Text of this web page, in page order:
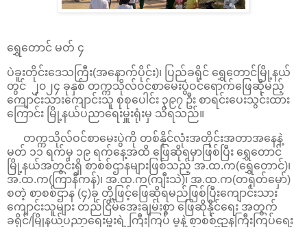
ရွှေတောင် မတ် ၄
ပဲခူးတိုင်းဒေသကြီး(အနောက်ပိုင်း)၊ ပြည်ခရိုင် ရွှေတောင်မြို့နယ်
တွင် ၂၀၂၄ ခုနှစ် တက္ကသိုလ်ဝင်စာမေးပွဲဝင်ရောက်ဖြေဆိုမည့်
ကျောင်းသားကျောင်းသူ စုစုပေါင်း ၃၉၇ ဦး စာရင်းပေးသွင်းထား
ကြောင်း မြို့နယ်ပညာရေးမှူးရုံးမှ သိရသည်။
တက္ကသိုလ်ဝင်စာမေးပွဲကို တစ်နိုင်လုံးအတိုင်းအတာအနေနဲ့
မတ် ၁၁ ရက်မှ ၁၉ ရက်နေ့အထိ ဖြေဆိုရမှာဖြစ်ပြီး ရွှေတောင်
မြို့နယ်အတွင်းရှိ စာစစ်ဌာနများဖြစ်သည့် အ.ထ.က(ရွှေတောင်)၊
အ.ထ.က(ကြာနီကန်)၊ အ.ထ.က(ကျီးသဲ)၊ အ.ထ.က(တရုတ်မှော်)
စတဲ့ စာစစ်ဌာန (၄)ခု တို့ဖြင့်ဖြေဆိုရမည်ဖြစ်ပြီးကျောင်းသား
ကျောင်းသူများ တည်ငြိမ်အေးချမ်းစွာ ဖြေဆိုနိုင်ရေး အတွက်
ခရိုင်/မြိုနယ်ပညာရေးမှူးရဲ့ ကြီးကြပ် မှုနဲ့ စာစစ်ဌာနကြီးကြပ်ရေး